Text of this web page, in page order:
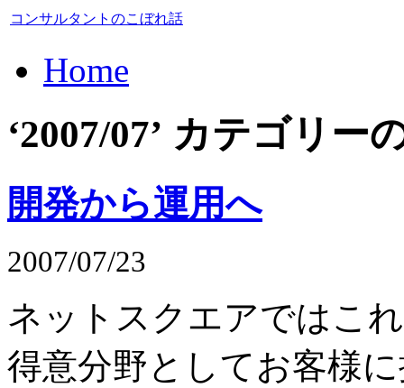
コンサルタントのこぼれ話
Home
‘2007/07’ カテゴリー
開発から運用へ
2007/07/23
ネットスクエアではこ
得意分野としてお客様